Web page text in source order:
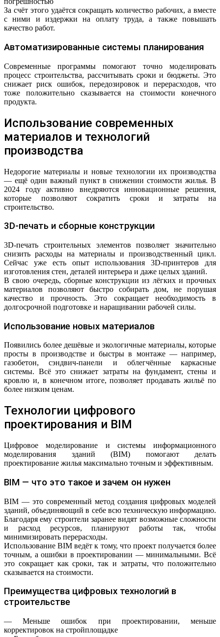
За счёт этого удаётся сокращать количество рабочих, а вместе
с ними и издержки на оплату труда, а также повышать
качество работ.
Автоматизированные системы планирования
Современные программы помогают точно моделировать
процесс строительства, рассчитывать сроки и бюджеты. Это
снижает риск ошибок, передозировок и перерасходов, что
тоже положительно сказывается на стоимости конечного
продукта.
Использование современных
материалов и технологий
производства
Недорогие материалы и новые технологии их производства
— ещё один важный пункт в снижении стоимости жилья. В
2024 году активно внедряются инновационные решения,
которые позволяют сократить сроки и затраты на
строительство.
3D-печать и сборные конструкции
3D-печать строительных элементов позволяет значительно
снизить расходы на материалы и производственный цикл.
Сейчас уже есть опыт использования 3D-принтеров для
изготовления стен, деталей интерьера и даже целых зданий.
В свою очередь, сборные конструкции из лёгких и прочных
материалов позволяют быстро собирать дом, не порушая
качество и прочность. Это сокращает необходимость в
долгосрочной подготовке и наращивании рабочей силы.
Использование новых материалов
Появились более дешёвые и экологичные материалы, которые
просты в производстве и быстры в монтаже — например,
газобетон, сэндвич-панели и облегчённые каркасные
системы. Всё это снижает затраты на фундамент, стены и
кровлю и, в конечном итоге, позволяет продавать жильё по
более низким ценам.
Технологии цифрового
проектирования и BIM
Цифровое моделирование и системы информационного
моделирования зданий (BIM) помогают делать
проектирование жилья максимально точным и эффективным.
BIM — что это такое и зачем он нужен
BIM — это современный метод создания цифровых моделей
зданий, объединяющий в себе всю техническую информацию.
Благодаря ему строители заранее видят возможные сложности
и расход ресурсов, планируют работы так, чтобы
минимизировать перерасходы.
Использование BIM ведёт к тому, что проект получается более
точным, а ошибки в проектировании — минимальными. Всё
это сокращает как сроки, так и затраты, что положительно
сказывается на стоимости.
Преимущества цифровых технологий в
строительстве
— Меньше ошибок при проектировании, меньше
корректировок на стройплощадке